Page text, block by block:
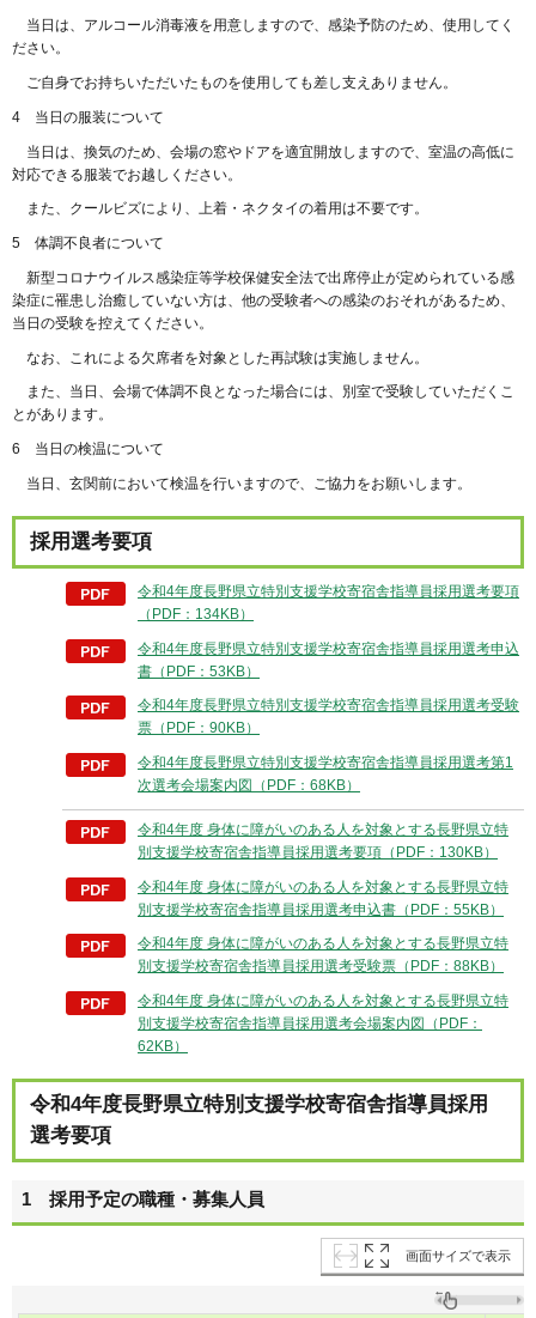
当日は、アルコール消毒液を用意しますので、感染予防のため、使用してく
ださい。
ご自身でお持ちいただいたものを使用しても差し支えありません。
4 当日の服装について
当日は、換気のため、会場の窓やドアを適宜開放しますので、室温の高低に
対応できる服装でお越しください。
また、クールビズにより、上着・ネクタイの着用は不要です。
5 体調不良者について
新型コロナウイルス感染症等学校保健安全法で出席停止が定められている感
染症に罹患し治癒していない方は、他の受験者への感染のおそれがあるため、
当日の受験を控えてください。
なお、これによる欠席者を対象とした再試験は実施しません。
また、当日、会場で体調不良となった場合には、別室で受験していただくこ
とがあります。
6 当日の検温について
当日、玄関前において検温を行いますので、ご協力をお願いします。
採用選考要項
令和4年度長野県立特別支援学校寄宿舎指導員採用選考要項
（PDF：134KB）
令和4年度長野県立特別支援学校寄宿舎指導員採用選考申込
書（PDF：53KB）
令和4年度長野県立特別支援学校寄宿舎指導員採用選考受験
票（PDF：90KB）
令和4年度長野県立特別支援学校寄宿舎指導員採用選考第1
次選考会場案内図（PDF：68KB）
令和4年度 身体に障がいのある人を対象とする長野県立特
別支援学校寄宿舎指導員採用選考要項（PDF：130KB）
令和4年度 身体に障がいのある人を対象とする長野県立特
別支援学校寄宿舎指導員採用選考申込書（PDF：55KB）
令和4年度 身体に障がいのある人を対象とする長野県立特
別支援学校寄宿舎指導員採用選考受験票（PDF：88KB）
令和4年度 身体に障がいのある人を対象とする長野県立特
別支援学校寄宿舎指導員採用選考会場案内図（PDF：
62KB）
令和4年度長野県立特別支援学校寄宿舎指導員採用
選考要項
1 採用予定の職種・募集人員
画面サイズで表示